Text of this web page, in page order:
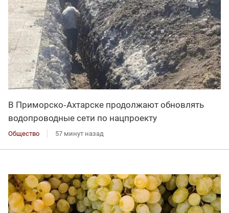
В Приморско‑Ахтарске продолжают обновлять
водопроводные сети по нацпроекту
Общество 57 минут назад